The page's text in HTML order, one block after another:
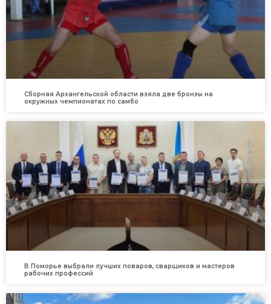
Сборная Архангельской области взяла две бронзы на
окружных чемпионатах по самбо
В Поморье выбрали лучших поваров, сварщиков и мастеров
рабочих профессий